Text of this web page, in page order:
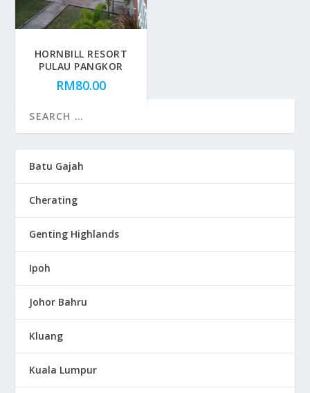
HORNBILL RESORT
PULAU PANGKOR
RM80.00
Batu Gajah
Cherating
Genting Highlands
Ipoh
Johor Bahru
Kluang
Kuala Lumpur